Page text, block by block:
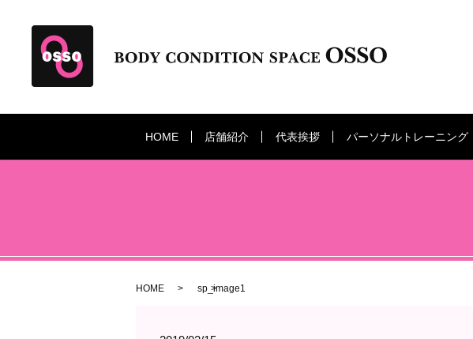
HOME 店舗紹介 代表挨拶 パーソナルトレーニング
HOME sp_image1